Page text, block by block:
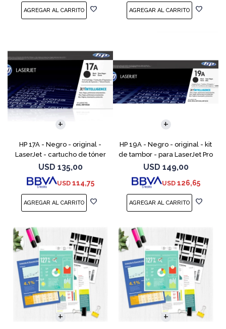
HP 17A - Negro - original -
LaserJet - cartucho de tóner
(CF217A) - para LaserJet Pro
M102a, M102w, MFP M130a,
MFP M130fn, MFP M
USD 135,00
USD 114,75
HP 19A - Negro - original - kit
de tambor - para LaserJet Pro
M102, M104, MFP M130, MFP
M132
USD 149,00
USD 126,65